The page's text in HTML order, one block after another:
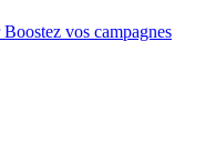
Boostez vos campagnes